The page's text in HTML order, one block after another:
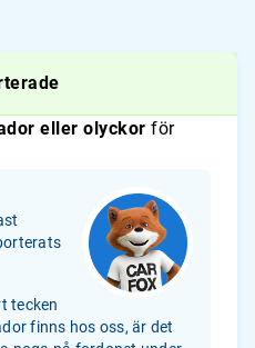
eller olyckor för
tecken
finns hos oss, är det